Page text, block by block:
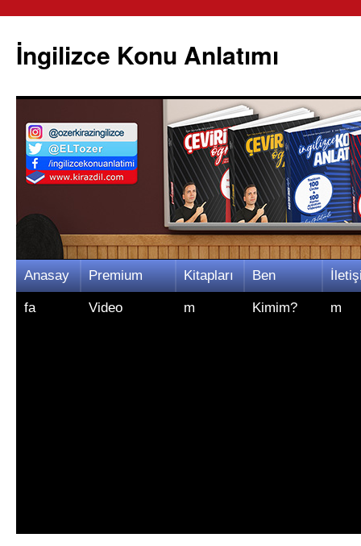
İngilizce Konu Anlatımı
İçeriğe
atla
Anasay
fa
Premium
Video
Kitapları
m
Ben
Kimim? m